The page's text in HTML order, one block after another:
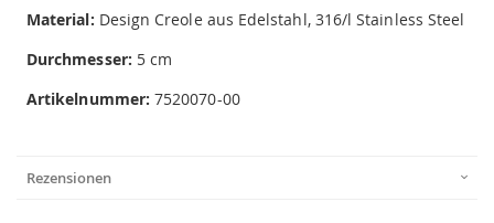
Material: Design Creole aus Edelstahl, 316/l Stainless Steel
Durchmesser: 5 cm
Artikelnummer:7520070-00
Rezensionen